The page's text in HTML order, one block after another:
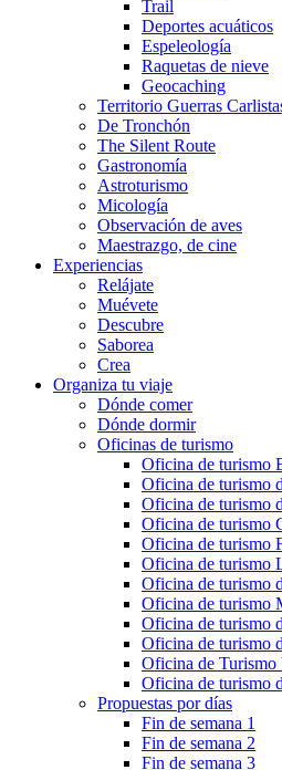
Trail
Deportes acuáticos
Espeleología
Raquetas de nieve
Geocaching
Territorio Guerras
De Tronchón
The Silent Route
Gastronomía
Astroturismo
Micología
Observación de aves
Maestrazgo, de cine
Experiencias
Relájate
Muévete
Descubre
Saborea
Crea
Organiza tu viaje
Dónde comer
Dónde dormir
Oficinas de turismo
Oficina de turismo
Oficina de turismo
Oficina de turismo
Oficina de turismo
Oficina de turismo
Oficina de turismo
Oficina de turismo
Oficina de turismo
Oficina de turismo
Oficina de turismo
Oficina de Turismo
Oficina de turismo
Propuestas por días
Fin de semana 1
Fin de semana 2
Fin de semana 3